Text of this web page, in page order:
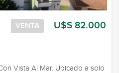
U$S 82.000
VENTA
Vista Al Mar. Ubicado a solo